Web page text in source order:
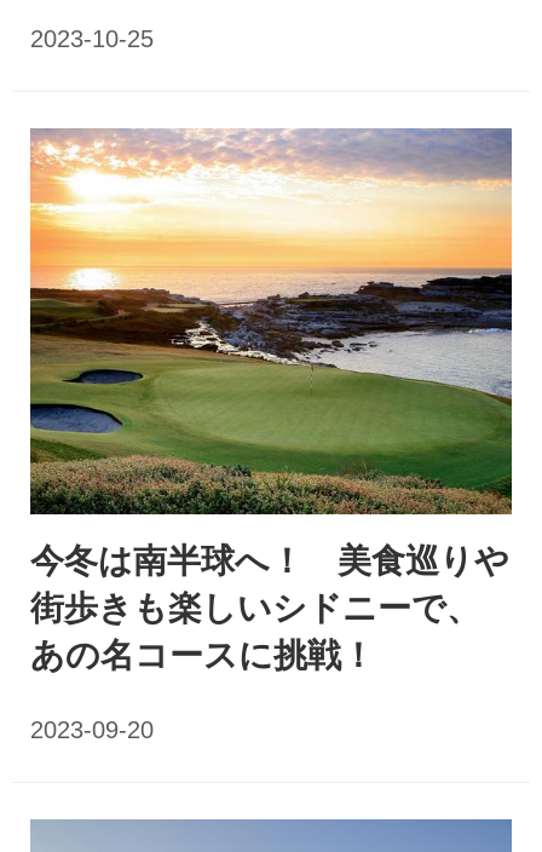
今冬は南半球へ！ 美食巡りや
街歩きも楽しいシドニーで、
あの名コースに挑戦！